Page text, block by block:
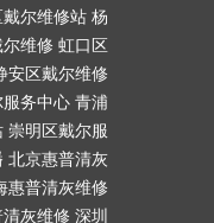
尔维修站 杨
维修 虹口区
安区戴尔维修
务中心 青浦
崇明区戴尔服
北京惠普清灰
惠普清灰维修
灰维修 深圳